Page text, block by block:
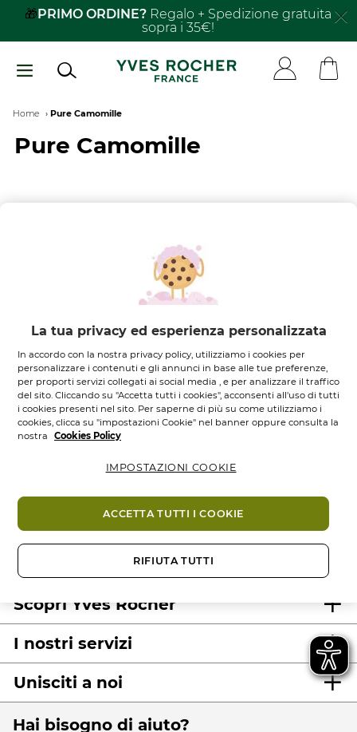
Salta
principale
🎁PRIMO ORDINE? Regalo + Spedizione gratuita
sopra i 35€!
Breadcrumb
Home Pure Camomille
Pure Camomille
Scopri Yves Rocher
I nostri servizi
Unisciti a noi
Hai bisogno di aiuto?
La tua privacy ed esperienza personalizzata
In accordo con la nostra privacy policy, utilizziamo i cookies per
personalizzare i contenuti e gli annunci in base alle tue preferenze,
per proporti servizi collegati ai social media , e per analizzare il traffico
del sito. Cliccando su "Accetta tutti i cookies", acconsenti all'uso di tutti
i cookies presenti nel sito. Per saperne di più su come utilizziamo i
cookies, clicca su "impostazioni Cookie" nel banner oppure consulta la
nostra
Cookies Policy
RIFIUTA TUTTI
ACCETTA TUTTI I COOKIE
IMPOSTAZIONI COOKIE